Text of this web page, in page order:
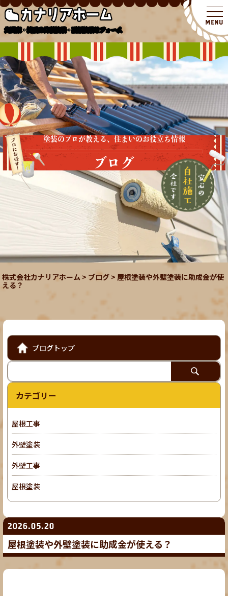
北関東・埼玉の外壁塗装・屋根塗装リフォーム
塗装のプロが教える、住まいのお役立ち情報
ブログ
株式会社カナリアホーム > ブログ >屋根塗装や外壁塗装に助成金が使
える？
2026.05.20
屋根塗装や外壁塗装に助成金が使える？
ブログトップ
カテゴリー
屋根工事
外壁塗装
外壁工事
屋根塗装